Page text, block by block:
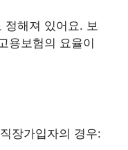
정해져 있어요. 보
용보험의 요율이
장가입자의 경우: